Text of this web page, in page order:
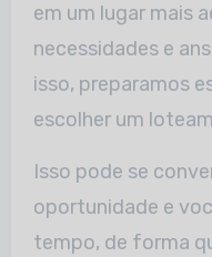
em um lugar mais
necessidades e
isso, preparamos
escolher um
Isso pode se
oportunidade e
tempo, de forma